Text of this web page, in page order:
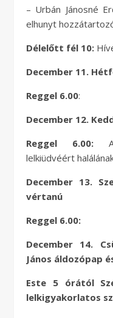
– Urbán Jánosné
elhunyt
Délelőtt fél 10:
December 11.
Reggel 6.00:
December 12.
Reggel 6.00:
lelkiüdvéért
December 13.
vértanú
Reggel 6.00:
December 14.
János áldozópap
Este 5 órától
lelkigyakorlatos